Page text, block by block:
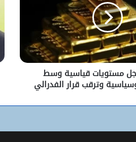
مستويات قياسية وسط
وترقب قرار الفدرالي